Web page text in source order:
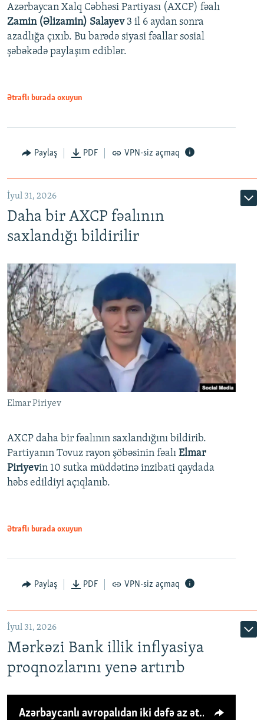
Azərbaycan Xalq Cəbhəsi Partiyası (AXCP) fəalı
Zamin (Əlizamin) Salayev 3 il 6 aydan sonra
azadlığa çıxıb. Bu barədə siyasi fəallar sosial
şəbəkədə paylaşım ediblər.
Ətraflı burada oxuyun
Paylaş PDF VPN-siz açmaq
İyul 31, 2026
Daha bir AXCP fəalının
saxlandığı bildirilir
Elmar Piriyev
AXCP daha bir fəalının saxlandığını bildirib.
Partiyanın Tovuz rayon şöbəsinin fəalı Elmar
Piriyevin 10 sutka müddətinə inzibati qaydada
həbs edildiyi açıqlanıb.
Ətraflı burada oxuyun
Paylaş PDF VPN-siz açmaq
İyul 31, 2026
Mərkəzi Bank illik inflyasiya
proqnozlarını yenə artırıb
Azərbaycanlı avropalıdan iki dəfə az ət yeyir, amma... 'Qiymət artımı qaçılmazdır'